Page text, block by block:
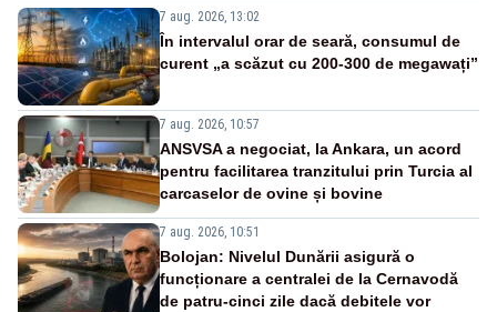
7 aug. 2026, 13:02
În intervalul orar de seară, consumul de
curent „a scăzut cu 200-300 de megawați”
7 aug. 2026, 10:57
ANSVSA a negociat, la Ankara, un acord
pentru facilitarea tranzitului prin Turcia al
carcaselor de ovine și bovine
7 aug. 2026, 10:51
Bolojan: Nivelul Dunării asigură o
funcționare a centralei de la Cernavodă
de patru-cinci zile dacă debitele vor